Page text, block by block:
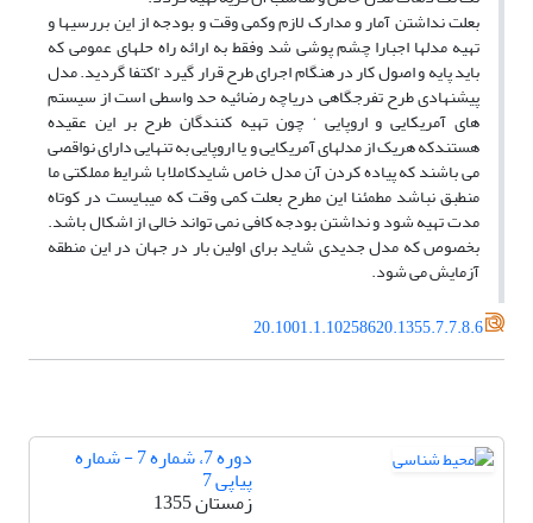
بعلت نداشتن آمار و مدارک لازم وکمی وقت و بودجه از این بررسیها و
تهیه مدلها اجبارا چشم پوشی شد وفقط به ارائه راه حلهای عمومی که
باید پایه و اصول کار در هنگام اجرای طرح قرار گیرد ‘اکتفا گردید. مدل
پیشنهادی طرح تفرجگاهی دریاچه رضائیه حد واسطی است از سیستم
های آمریکایی و اروپایی ‘ چون تهیه کنندگان طرح بر این عقیده
هستندکه هریک از مدلهای آمریکایی و یا اروپایی به تنهایی دارای نواقصی
می باشند که پیاده کردن آن مدل خاص شایدکاملا با شرایط مملکتی ما
منطبق نباشد مطمئنا این مطرح بعلت کمی وقت که میبایست در کوتاه
مدت تهیه شود و نداشتن بودجه کافی نمی تواند خالی از اشکال باشد.
بخصوص که مدل جدیدی شاید برای اولین بار در جهان در این منطقه
آزمایش می شود.
20.1001.1.10258620.1355.7.7.8.6
دوره 7، شماره 7 - شماره
پیاپی 7
زمستان 1355